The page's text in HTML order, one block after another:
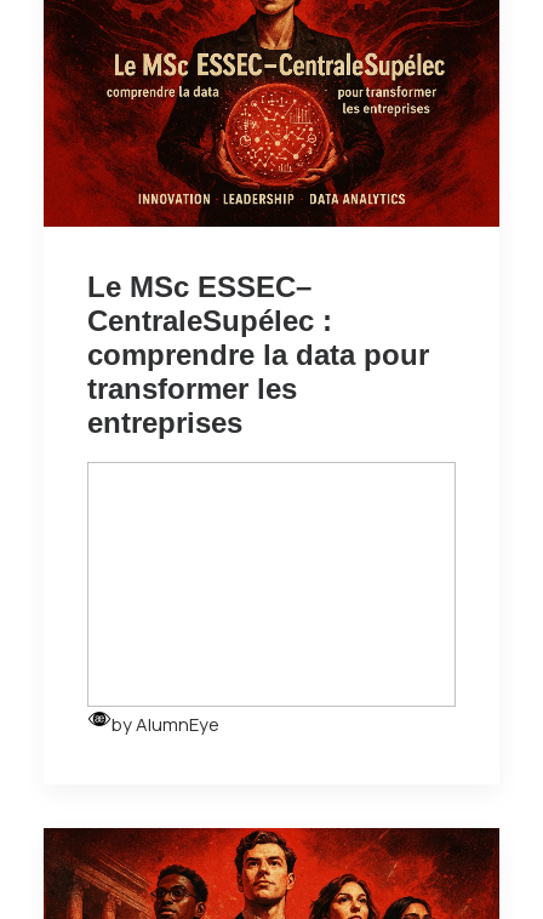
Le MSc ESSEC–
CentraleSupélec :
comprendre la data pour
transformer les
entreprises
by AlumnEye